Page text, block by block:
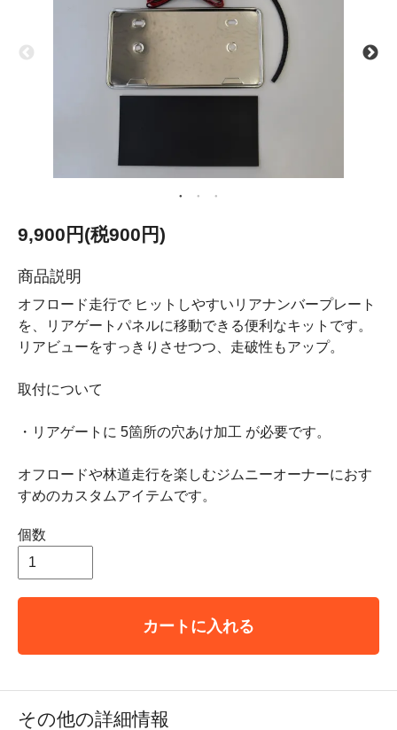
9,900円(税900円)
商品説明
オフロード走行で ヒットしやすいリアナンバープレート
を、リアゲートパネルに移動できる便利なキットです。
リアビューをすっきりさせつつ、走破性もアップ。
取付について
・リアゲートに 5箇所の穴あけ加工 が必要です。
オフロードや林道走行を楽しむジムニーオーナーにおす
すめのカスタムアイテムです。
個数
カートに入れる
その他の詳細情報